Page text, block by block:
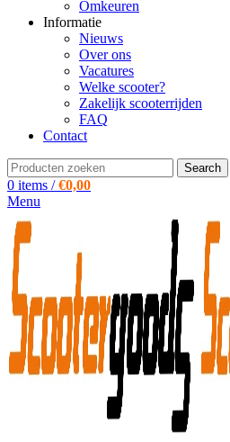
Omkeuren
Informatie
Nieuws
Over ons
Vacatures
Welke scooter?
Zakelijk scooterrijden
FAQ
Contact
Search
0 items / €0,00
Menu